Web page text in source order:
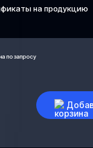
Тула
Чита
Якутск
на продукцию